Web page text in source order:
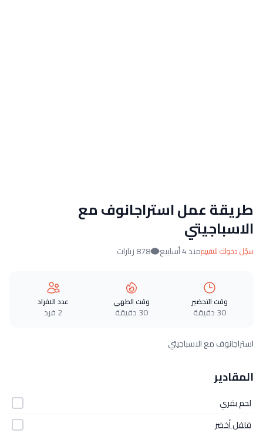
طريقة عمل استراجانوف مع
الاسباجيتي
سجّل دخولك للتقييممنذ 4 أسابيع 878 زيارات
وقت التحضير
30 دقيقة
وقت الطهي
30 دقيقة
عدد الافراد
2 فرد
استراجانوف مع الاسباجيتي
المقادير
لحم بقري
فلفل أخضر